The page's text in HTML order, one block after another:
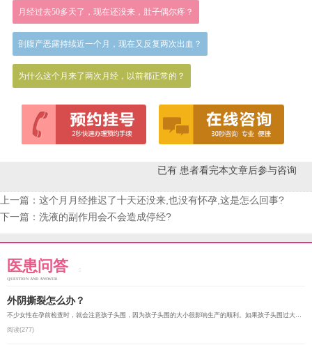
月经过去50多天了，现在还没来，肚子偶尔疼？
剖腹产恶露持续近一个月，现在又反复两次出血？
为什么这个月来了两次月经，以前都正常的？
已有 患者看完本文章后参与咨询
上一篇： 这个月月经推迟了十天还没来,也没有怀孕,这是怎么回事?
下一篇： 洗液的副作用会不会造成停经?
医患问答
QUESTION AND ANSWER
外阴撕裂怎么办？
不少女性在孕前检查时，就会注意孩子头围，因为孩子头围的大小很影响生产的顺利。如果孩子头围过大，常常会...
阅读(277)